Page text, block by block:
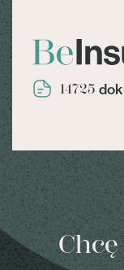
14725